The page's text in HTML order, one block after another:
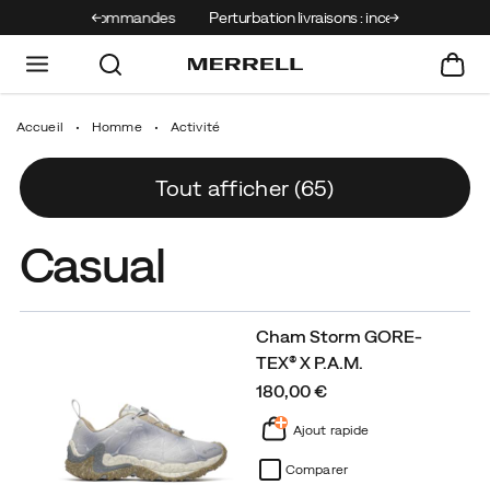
Perturbation livraisons : incendies
commandes
Accueil Homme Activité
Casual
Cham Storm GORE-
TEX® X P.A.M.
price
180,00 €
Ajout rapide
Comparer
Tout afficher (65)